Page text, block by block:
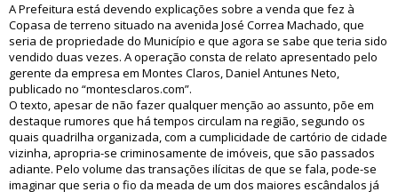
A Prefeitura está devendo explicações sobre a venda que fez à
Copasa de terreno situado na avenida José Correa Machado, que
seria de propriedade do Município e que agora se sabe que teria sido
vendido duas vezes. A operação consta de relato apresentado pelo
gerente da empresa em Montes Claros, Daniel Antunes Neto,
publicado no “montesclaros.com”.
O texto, apesar de não fazer qualquer menção ao assunto, põe em
destaque rumores que há tempos circulam na região, segundo os
quais quadrilha organizada, com a cumplicidade de cartório de cidade
vizinha, apropria-se criminosamente de imóveis, que são passados
adiante. Pelo volume das transações ilícitas de que se fala, pode-se
imaginar que seria o fio da meada de um dos maiores escândalos já